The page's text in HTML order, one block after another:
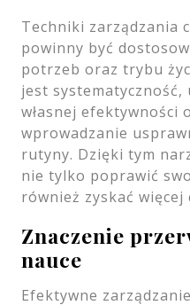
Techniki zarządzania
powinny być
potrzeb oraz trybu
jest
własnej efektywności
wprowadzanie
rutyny. Dzięki tym
nie tylko poprawić
również zyskać więcej
Znaczenie
nauce
Efektywne